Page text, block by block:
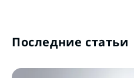
Последние статьи